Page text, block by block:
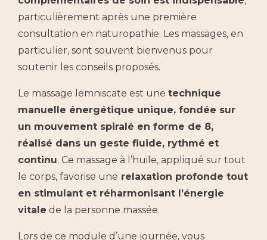
particulièrement après une première
consultation en naturopathie. Les massages, en
particulier, sont souvent bienvenus pour
soutenir les conseils proposés.
Le massage lemniscate est une technique
manuelle énergétique unique, fondée sur
un mouvement spiralé en forme de 8,
réalisé dans un geste fluide, rythmé et
continu. Ce massage à l’huile, appliqué sur tout
le corps, favorise une relaxation profonde tout
en stimulant et réharmonisant l’énergie
vitale de la personne massée.
Lors de ce module d’une journée, vous